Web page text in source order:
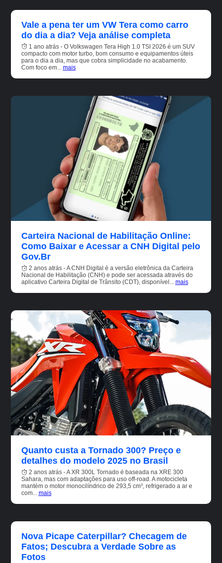
Vale a pena ter um VW Tera como carro
do dia a dia? Veja análise completa
1 ano atrás - O Volkswagen Tera High 1.0 TSI 2026 é um SUV
compacto com motor turbo, bom consumo e equipamentos úteis
para o dia a dia, mas que cobra simplicidade no acabamento.
Com foco em... mais
Carteira Nacional de Habilitação Online:
Como Baixar e Acessar a CNH Digital pelo
Gov.Br
2 anos atrás - A CNH Digital é a versão eletrônica da Carteira
Nacional de Habilitação (CNH) e pode ser acessada através do
aplicativo Carteira Digital de Trânsito (CDT), disponível... mais
Quanto custa a Tornado 300? Preço e
detalhes do modelo 2025 no Brasil
2 anos atrás - A XR 300L Tornado é baseada na XRE 300
Sahara, mas com adaptações para uso off-road. A motocicleta
mantém o motor monocilíndrico de 293,5 cm³, refrigerado a ar e
com... mais
Nova Picape Caterpillar? Checagem de
Fatos; Descubra a Verdade Sobre as
Fotos